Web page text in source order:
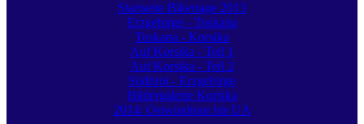
Startseite Bikertage 2013
Erzgebirge - Toskana
Toskana - Korsika
Auf Korsika - Teil 1
Auf Korsika - Teil 2
Südtirol - Erzgebirge
Bildergalerie Korsika
2014: Ostwindtour bis UA